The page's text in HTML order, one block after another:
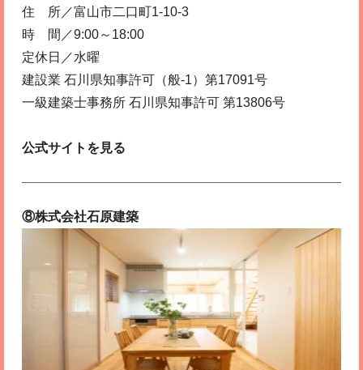
住 所／富山市二口町1-10-3
時 間／9:00～18:00
定休日／水曜
建設業 石川県知事許可（般-1）第17091号
一級建築士事務所 石川県知事許可 第13806号
公式サイトを見る
⑧株式会社石原建築